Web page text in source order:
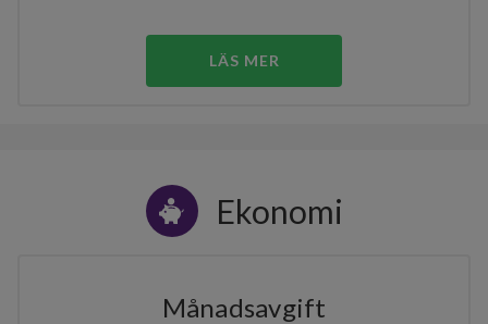
LÄS MER
Ekonomi
Månadsavgift